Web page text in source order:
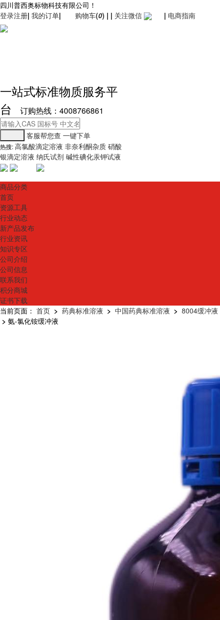
四川普西奥标物科技有限公司！
登录注册| 我的订单| 购物车(0) | | 关注微信 | 电商指南
一站式标准物质服务平
台
订购热线：4008766861
客服帮您查 一键下单
热搜:高氯酸滴定溶液 非奈利酮杂质 硝酸
银滴定溶液 纳氏试剂 碱性碘化汞钾试液
商品分类
首页
资源工具
行业动态
新产品发布
行业资讯
知识专区
公司介绍
公司信息
联系我们
积分商城
证书下载
当前页面： 首页 > 药典标准溶液 > 中国药典标准溶液 > 8004缓冲液
> 氨-氯化铵缓冲液